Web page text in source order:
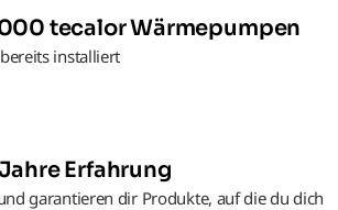
tecalor Wärmepumpen
installiert
Erfahrung
garantieren dir Produkte, auf die du dich